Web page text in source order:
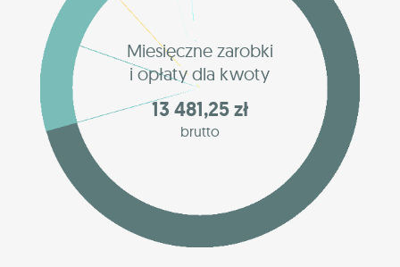
Miesięczne zarobki
i opłaty dla kwoty
13 481,25 zł
brutto